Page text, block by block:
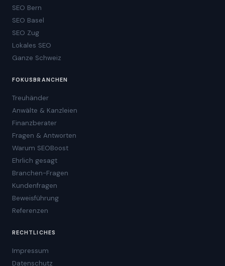
SEO Bern
SEO Basel
SEO Zug
Lokales SEO
Ganze Schweiz
FOKUSBRANCHEN
Treuhänder
Anwälte & Kanzleien
Finanzberater
Fragen & Antworten
Warum SEOBoost
Ehrlich gesagt
Branchen-Fragen
Kundenfragen
Beweisführung
Referenzen
RECHTLICHES
Impressum
Datenschutz